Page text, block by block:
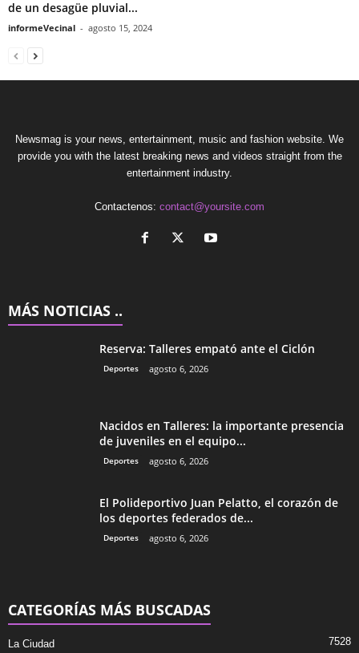
de un desagüe pluvial...
informeVecinal - agosto 15, 2024
Newsmag is your news, entertainment, music and fashion website. We
provide you with the latest breaking news and videos straight from the
entertainment industry.
Contactenos: contact@yoursite.com
MÁS NOTICIAS ..
Reserva: Talleres empató ante el Ciclón
Deportes agosto 6, 2026
Nacidos en Talleres: la importante presencia
de juveniles en el equipo...
Deportes agosto 6, 2026
El Polideportivo Juan Pelatto, el corazón de
los deportes federados de...
Deportes agosto 6, 2026
CATEGORÍAS MÁS BUSCADAS
La Ciudad 7528